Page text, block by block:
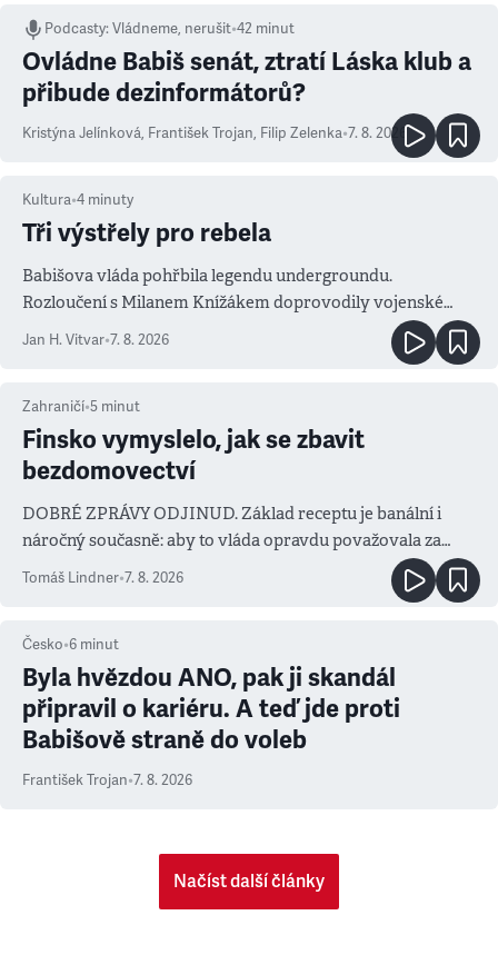
Podcasty:Vládneme, nerušit•42 minut
Ovládne Babiš senát, ztratí Láska klub a
přibude dezinformátorů?
Kristýna Jelínková, František Trojan, Filip Zelenka•7. 8. 2026
Kultura•4 minuty
Tři výstřely pro rebela
Babišova vláda pohřbila legendu undergroundu.
Rozloučení s Milanem Knížákem doprovodily vojenské
salvy i kritika pokrokářů
Jan H. Vitvar•7. 8. 2026
Zahraničí•5 minut
Finsko vymyslelo, jak se zbavit
bezdomovectví
DOBRÉ ZPRÁVY ODJINUD. Základ receptu je banální i
náročný současně: aby to vláda opravdu považovala za
prioritu
Tomáš Lindner•7. 8. 2026
Česko•6 minut
Byla hvězdou ANO, pak ji skandál
připravil o kariéru. A teď jde proti
Babišově straně do voleb
František Trojan•7. 8. 2026
Načíst další články